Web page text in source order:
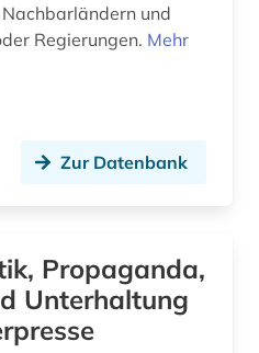
britische geschichte (1)
und
Regierungen. Mehr
Zur Datenbank
Propaganda,
Unterhaltung